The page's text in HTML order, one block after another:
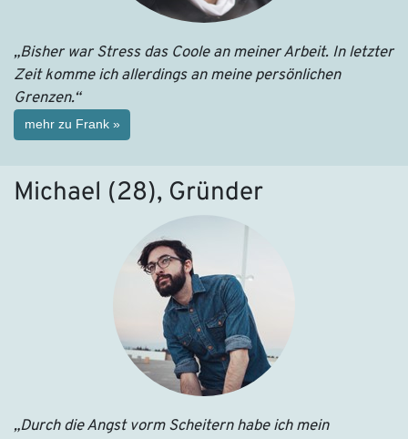
„Bisher war Stress das Coole an meiner Arbeit. In letzter
Zeit komme ich allerdings an meine persönlichen
Grenzen.“
mehr zu Frank »
Michael (28), Gründer
„Durch die Angst vorm Scheitern habe ich mein